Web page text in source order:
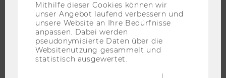
UNIVERSITÄT
ÜBER DIE WU
Mithilfe dieser Cookies können wir
unser Angebot laufend verbessern und
unsere Website an Ihre Bedürfnisse
anpassen. Dabei werden
pseudonymisierte Daten über die
Websitenutzung gesammelt und
statistisch ausgewertet.